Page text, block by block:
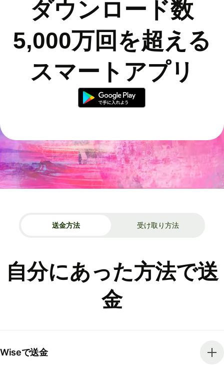
ダウンロード数
5,000万回を超える
スマートアプリ
送金方法 受け取り方法
自分にあった方法で送
金
Wiseで送金